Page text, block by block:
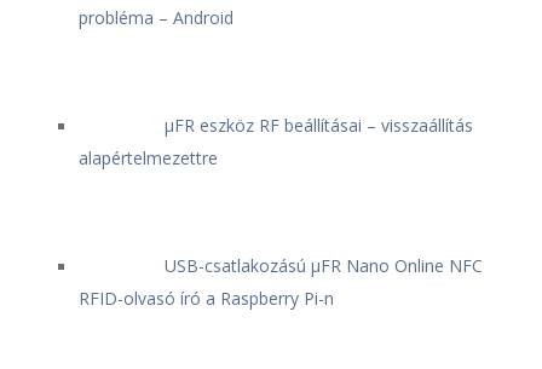
probléma – Android
μFR eszköz RF beállításai – visszaállítás
alapértelmezettre
USB-csatlakozású μFR Nano Online NFC
RFID-olvasó író a Raspberry Pi-n